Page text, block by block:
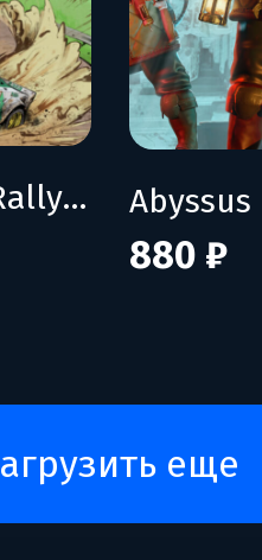
Super Woden: Rally Edge Abyssus
880 ₽
загрузить еще